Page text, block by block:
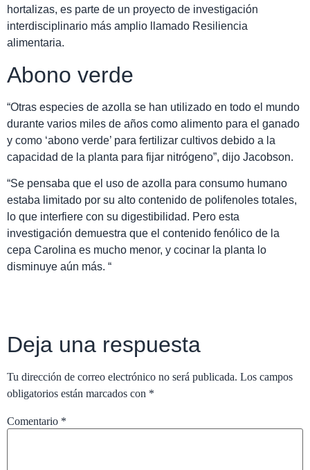
hortalizas, es parte de un proyecto de investigación
interdisciplinario más amplio llamado Resiliencia
alimentaria.
Abono verde
“Otras especies de azolla se han utilizado en todo el mundo
durante varios miles de años como alimento para el ganado
y como ‘abono verde’ para fertilizar cultivos debido a la
capacidad de la planta para fijar nitrógeno”, dijo Jacobson.
“Se pensaba que el uso de azolla para consumo humano
estaba limitado por su alto contenido de polifenoles totales,
lo que interfiere con su digestibilidad. Pero esta
investigación demuestra que el contenido fenólico de la
cepa Carolina es mucho menor, y cocinar la planta lo
disminuye aún más. “
Deja una respuesta
Tu dirección de correo electrónico no será publicada. Los campos
obligatorios están marcados con *
Comentario *